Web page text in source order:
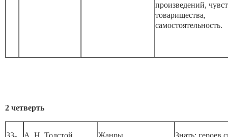
произведений,
товарищества,
самостоятельность.
2 четверть